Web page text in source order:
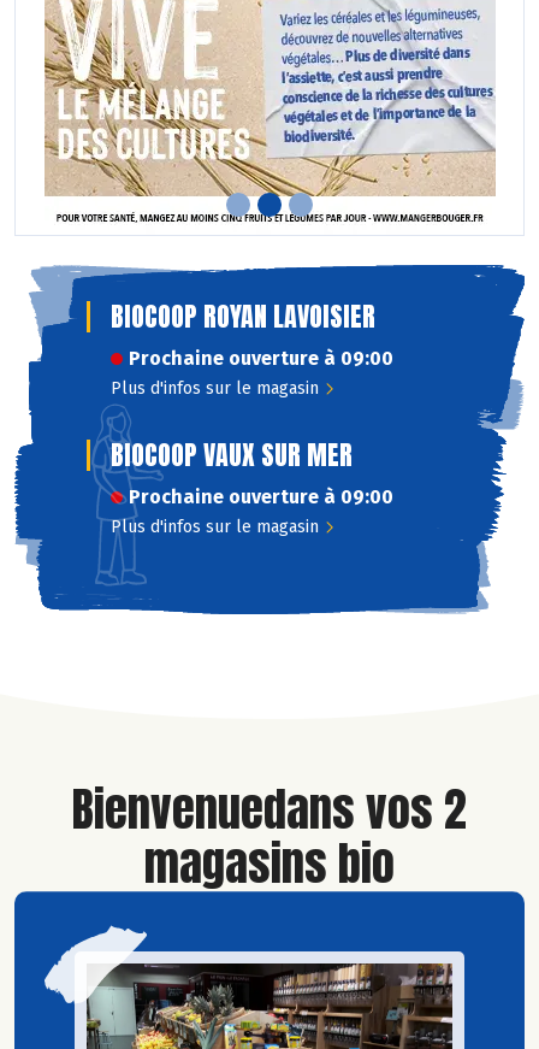
BIOCOOP ROYAN LAVOISIER
Prochaine ouverture à 09:00
Plus d'infos sur le magasin
BIOCOOP VAUX SUR MER
Prochaine ouverture à 09:00
Plus d'infos sur le magasin
Bienvenuedans vos 2
magasins bio